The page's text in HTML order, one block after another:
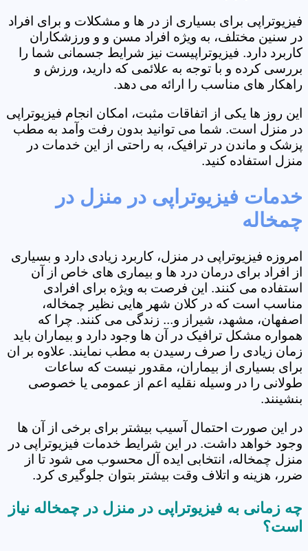
فیزیوتراپی برای بسیاری از در ها و مشکلات و برای افراد
در سنین مختلف، به ویژه افراد مسن و و ورزشکاران
کاربرد دارد. فیزیوتراپیست نیز شرایط جسمانی شما را
بررسی کرده و با توجه به علائمی که دارید، ورزش و
راهکار های مناسب را ارائه می دهد.
این روز ها یکی از اتفاقات مثبت، امکان انجام فیزیوتراپی
در منزل است. شما می توانید بدون رفت وآمد به مطب
پزشک و ماندن در ترافیک، به راحتی از این خدمات در
منزل استفاده کنید.
خدمات فیزیوتراپی در منزل در
چمخاله
امروزه فیزیوتراپی در منزل، کاربرد زیادی دارد و بسیاری
از افراد برای درمان درد ها و بیماری های خاص از آن
استفاده می کنند. این فرصت به ویژه برای افرادی
مناسب است که در کلان شهر هایی نظیر چمخاله،
اصفهان، مشهد، شیراز و... زندگی می کنند. چرا که
همواره مشکل ترافیک در آن ها وجود دارد و بیماران باید
زمان زیادی را صرف رسیدن به مطب نمایند. علاوه بر ان
برای بسیاری از بیماران، مقدور نیست که ساعات
طولانی را در وسیله نقلیه اعم از عمومی یا خصوصی
بنشینند.
در این صورت احتمال آسیب بیشتر برای برخی از آن ها
وجود خواهد داشت. در این شرایط خدمات فیزیوتراپی در
منزل چمخاله، انتخابی ایده آل محسوب می شود تا از
ضرر، هزینه و اتلاف وقت بیشتر بتوان جلوگیری کرد.
چه زمانی به فیزیوتراپی در منزل در چمخاله نیاز
است؟